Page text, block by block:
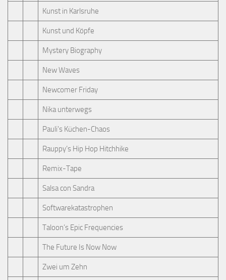
Kunst in Karlsruhe
Kunst und Köpfe
Mystery Biography
New Waves
Newcomer Friday
Nika unterwegs
Pauli's Küchen-Chaos
Rauppy’s Hip Hop Hitchhike
Remix-Tape
Salsa con Sandra
Softwarekatastrophen
Taloon’s Epic Frequencies
The Future Is Now Now
Zwei um Zehn